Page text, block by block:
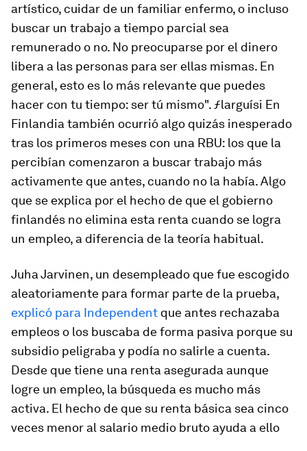
artístico, cuidar de un familiar enfermo, o incluso
buscar un trabajo a tiempo parcial sea
remunerado o no. No preocuparse por el dinero
libera a las personas para ser ellas mismas. En
general, esto es lo más relevante que puedes
hacer con tu tiempo: ser tú mismo". ƒlarguísi En
Finlandia también ocurrió algo quizás inesperado
tras los primeros meses con una RBU: los que la
percibían comenzaron a buscar trabajo más
activamente que antes, cuando no la había. Algo
que se explica por el hecho de que el gobierno
finlandés no elimina esta renta cuando se logra
un empleo, a diferencia de la teoría habitual.
Juha Jarvinen, un desempleado que fue escogido
aleatoriamente para formar parte de la prueba,
explicó para Independent que antes rechazaba
empleos o los buscaba de forma pasiva porque su
subsidio peligraba y podía no salirle a cuenta.
Desde que tiene una renta asegurada aunque
logre un empleo, la búsqueda es mucho más
activa. El hecho de que su renta básica sea cinco
veces menor al salario medio bruto ayuda a ello